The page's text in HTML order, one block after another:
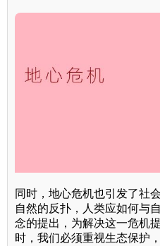
同时，地心危机也引发了社
自然的反扑，人类应如何与
念的提出，为解决这一危机
时，我们必须重视生态保护